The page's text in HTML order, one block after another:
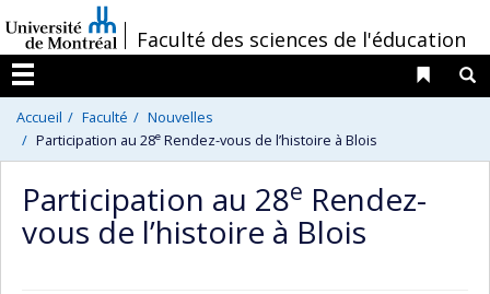
au
contenu
/Faculté des sciences de l'éducation
Menu
Liens
Accueil Faculté
Nouvelles
Participation au 28e Rendez-vous de l’histoire à Blois
Participation au 28e Rendez-
vous de l’histoire à Blois